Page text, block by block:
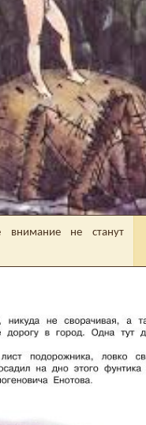
не станут